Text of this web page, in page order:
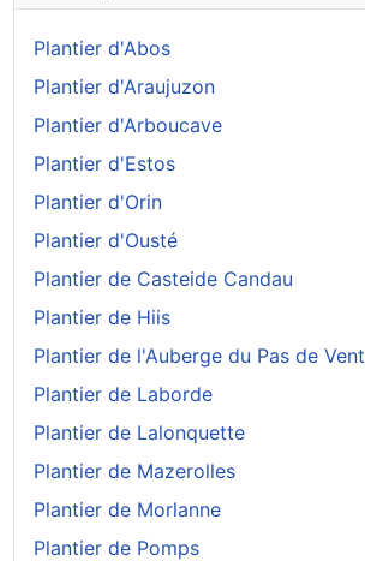
Plantier d'Abos
Plantier d'Araujuzon
Plantier d'Arboucave
Plantier d'Estos
Plantier d'Orin
Plantier d'Ousté
Plantier de Casteide Candau
Plantier de Hiis
Plantier de l'Auberge du Pas de Vent
Plantier de Laborde
Plantier de Lalonquette
Plantier de Mazerolles
Plantier de Morlanne
Plantier de Pomps